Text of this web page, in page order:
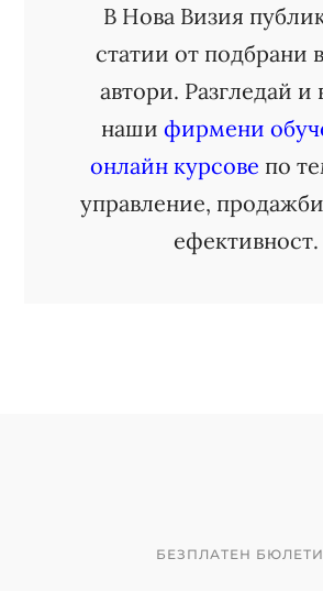
В Нова Визия
статии от подбрани
автори. Разгледай и
наши фирмени
онлайн курсове по
управление,
ефективност.
БЕЗПЛАТЕН